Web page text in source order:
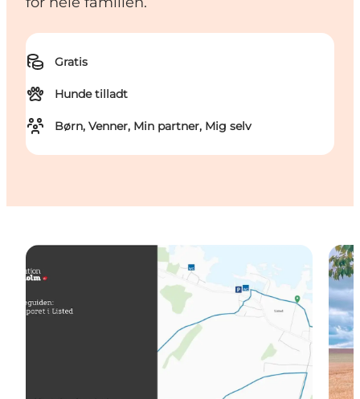
Gratis
Hunde tilladt
Børn, Venner, Min partner, Mig selv